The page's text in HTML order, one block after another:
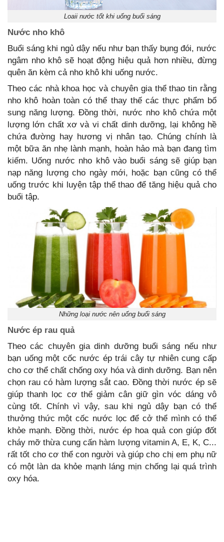
Loaii nước tốt khi uống buổi sáng
Nước nho khô
Buổi sáng khi ngủ dậy nếu như bạn thấy bụng đói, nước
ngâm nho khô sẽ hoạt động hiệu quả hơn nhiều, đừng
quên ăn kèm cả nho khô khi uống nước.
Theo các nhà khoa học và chuyên gia thể thao tin rằng
nho khô hoàn toàn có thể thay thế các thực phẩm bổ
sung năng lượng. Đồng thời, nước nho khô chứa một
lượng lớn chất xơ và vi chất dinh dưỡng, lại không hề
chứa đường hay hương vị nhân tạo. Chúng chính là
một bữa ăn nhẹ lành mạnh, hoàn hảo mà bạn đang tìm
kiếm. Uống nước nho khô vào buổi sáng sẽ giúp bạn
nạp năng lượng cho ngày mới, hoặc bạn cũng có thể
uống trước khi luyện tập thể thao để tăng hiệu quả cho
buổi tập.
Những loại nước nên uống buổi sáng
Nước ép rau quả
Theo các chuyên gia dinh dưỡng buổi sáng nếu như
bạn uống một cốc nước ép trái cây tự nhiên cung cấp
cho cơ thể chất chống oxy hóa và dinh dưỡng. Bạn nên
chọn rau có hàm lượng sắt cao. Đồng thời nước ép sẽ
giúp thanh lọc cơ thể giảm cân giữ gìn vóc dáng vô
cùng tốt. Chính vì vậy, sau khi ngủ dậy bạn có thể
thưởng thức một cốc nước lọc để cở thể mình có thể
khỏe mạnh. Đồng thời, nước ép hoa quả con giúp đốt
cháy mỡ thừa cung cấn hàm lượng vitamin A, E, K, C...
rất tốt cho cơ thể con người và giúp cho chị em phụ nữ
có một làn da khỏe mạnh láng mịn chống lại quá trình
oxy hóa.